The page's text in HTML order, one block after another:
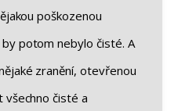
poškozenou
potom nebylo čisté. A
zranění, otevřenou
všechno čisté a